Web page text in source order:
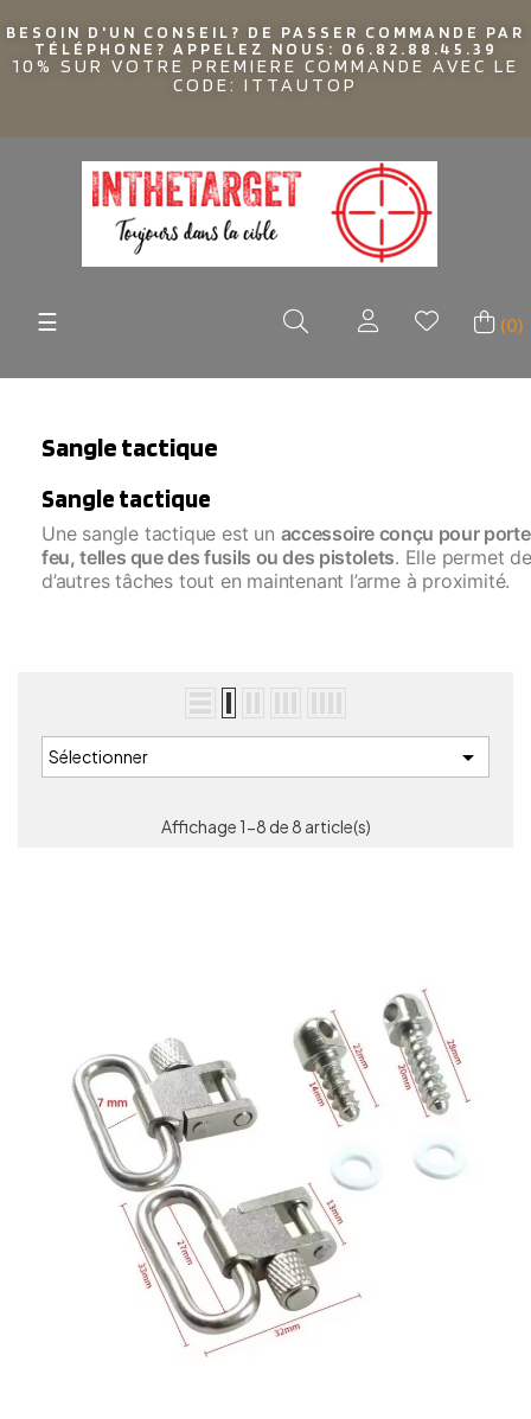
BESOIN D'UN CONSEIL? DE PASSER COMMANDE PAR
TÉLÉPHONE? APPELEZ NOUS: 06.82.88.45.39
10% SUR VOTRE PREMIERE COMMANDE AVEC LE
CODE: ITTAUTOP
Basculer
☰ (0)
Sangle tactique
Sangle tactique
Une sangle tactique est un accessoire conçu pour
feu, telles que des fusils ou des pistolets. Elle permet
d’autres tâches tout en maintenant l’arme à proximité.
Sélectionner 
Affichage 1-8 de 8 article(s)